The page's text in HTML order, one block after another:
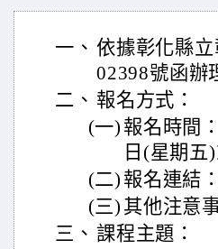
一、 依據彰化縣
02398號函辦
二、 報名方式：
(一) 報名時間
日(星期五
(二) 報名連結
(三) 其他注意
三、 課程主題：